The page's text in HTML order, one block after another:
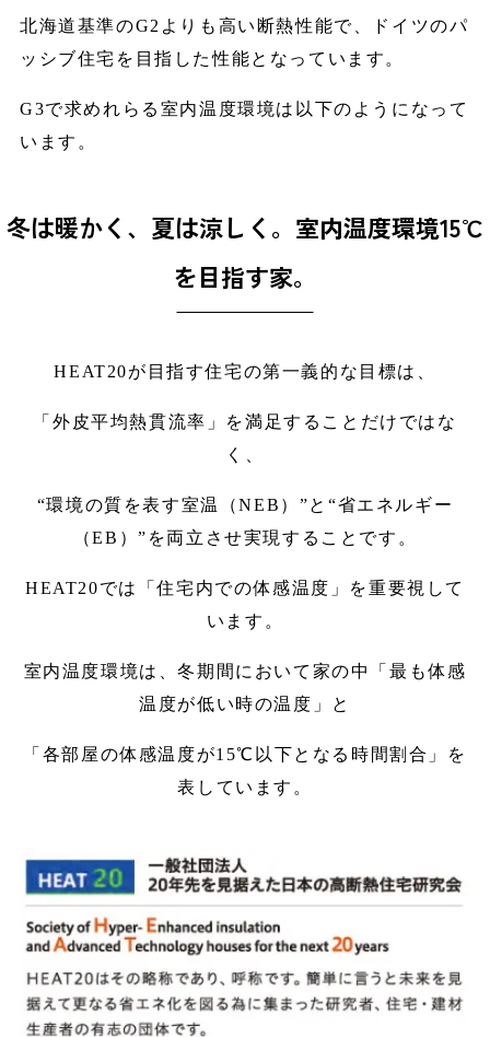
北海道基準のG2よりも高い断熱性能で、ドイツのパ
ッシブ住宅を目指した性能となっています。
G3で求めれらる室内温度環境は以下のようになって
います。
冬は暖かく、夏は涼しく。室内温度環境15℃
を目指す家。
HEAT20が目指す住宅の第一義的な目標は、
「外皮平均熱貫流率」を満足することだけではな
く、
“環境の質を表す室温（NEB）”と“省エネルギー
（EB）”を両立させ実現することです。
HEAT20では「住宅内での体感温度」を重要視して
います。
室内温度環境は、冬期間において家の中「最も体感
温度が低い時の温度」と
「各部屋の体感温度が15℃以下となる時間割合」を
表しています。